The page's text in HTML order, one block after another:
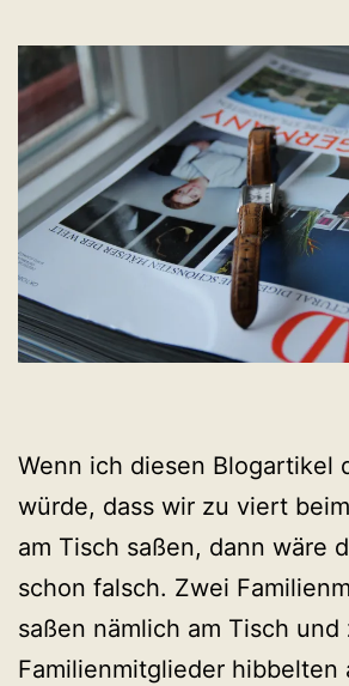
Wenn ich diesen Blogartikel
würde, dass wir zu viert
am Tisch saßen, dann wäre
schon falsch. Zwei
saßen nämlich am Tisch und
Familienmitglieder hibbelten